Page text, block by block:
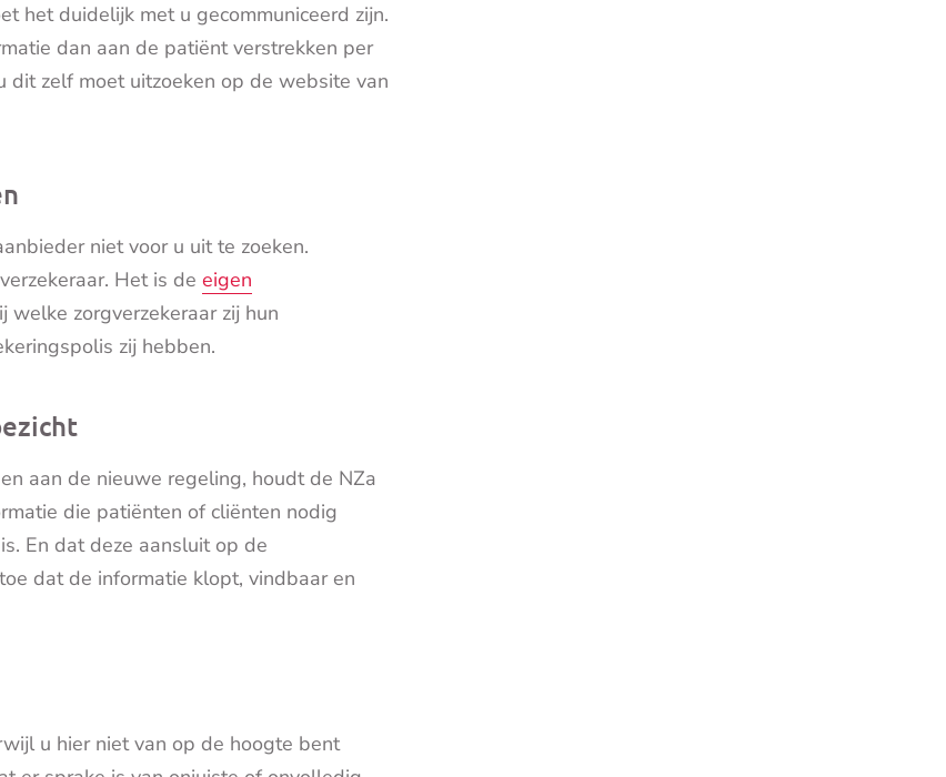
het duidelijk met u gecommuniceerd zijn.
dan aan de patiënt verstrekken per
zelf moet uitzoeken op de website van
niet voor u uit te zoeken.
Het is de eigen
welke zorgverzekeraar zij hun
zij hebben.
aan de nieuwe regeling, houdt de NZa
die patiënten of cliënten nodig
En dat deze aansluit op de
dat de informatie klopt, vindbaar en
u hier niet van op de hoogte bent